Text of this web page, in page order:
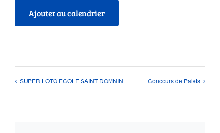
Ajouter au calendrier
SUPER LOTO ECOLE SAINT DOMNIN Concours de Palets